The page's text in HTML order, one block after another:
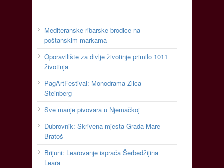
Mediteranske ribarske brodice na
poštanskim markama
Oporavilište za divlje životinje primilo 1011
životinja
PagArtFestival: Monodrama Žlica
Steinberg
Sve manje pivovara u Njemačkoj
Dubrovnik: Skrivena mjesta Grada Mare
Bratoš
Brijuni: Learovanje ispraća Šerbedžijina
Leara